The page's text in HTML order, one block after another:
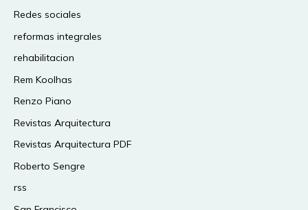
Redes sociales
reformas integrales
rehabilitacion
Rem Koolhas
Renzo Piano
Revistas Arquitectura
Revistas Arquitectura PDF
Roberto Sengre
rss